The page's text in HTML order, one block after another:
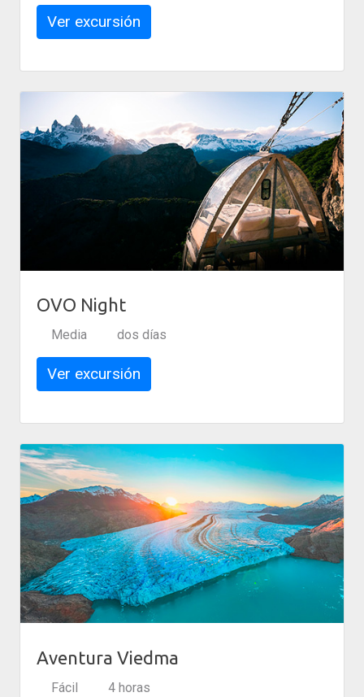
Ver excursión
OVO Night
Media dos días
Ver excursión
Aventura Viedma
Fácil 4 horas